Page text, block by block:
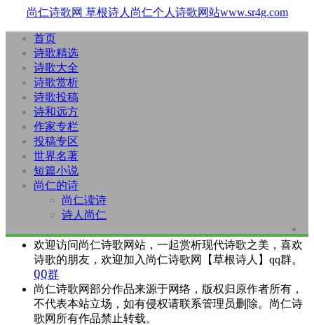
尚仁诗歌网 草根诗人尚仁个人诗歌网站www.sr4g.com
首页
诗歌精选
诗歌大全
诗歌赏析
诗歌投稿
诗和远方
作家专栏
投稿专区
世界名著
短篇小说
尚仁的诗
尚仁读诗
诗人尚仁
欢迎访问尚仁诗歌网站，一起赏析现代诗歌之美，喜欢
诗歌的朋友，欢迎加入尚仁诗歌网【草根诗人】qq群。
QQ群
尚仁诗歌网部分作品来源于网络，版权归原作者所有，
不代表本站立场，如有侵权请联系管理员删除。尚仁诗
歌网所有作品禁止转载。